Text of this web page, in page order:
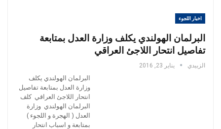
اخبار اللجوء
البرلمان الهولندي يكلف وزارة العدل بمتابعة
تفاصيل انتحار اللاجئ العراقي
الزبيدي يناير 23, 2016
البرلمان الهولندي يكلف
وزارة العدل بمتابعة تفاصيل
انتحار اللاجئ العراقي كلف
البرلمان الهولندي وزارة
العدل ( الهجرة و اللجوء )
بمتابعة و اسباب انتحار